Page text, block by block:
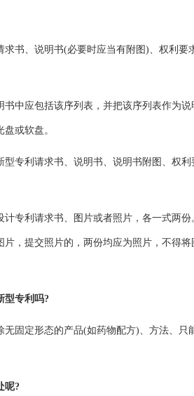
、说明书(必要时应当有附图)、权利要
应包括该序列表，并把该序列表作为说
或软盘。
利请求书、说明书、说明书附图、权利
利请求书、图片或者照片，各一式两份
，提交照片的，两份均应为照片，不得
型专利吗?
定形态的产品(如药物配方)、方法、只
呢?